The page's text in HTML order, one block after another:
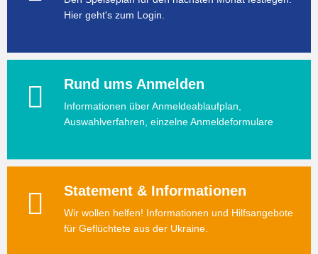
Hier geht's zum Login.
Rund ums Anmelden
Informationen über Anmeldeablaufplan,
Auswahlverfahren, einzelne Anmeldeformulare
Statement & Informationen
Wir wollen helfen! Informationen und Hilfsangebote
für Geflüchtete aus der Ukraine.